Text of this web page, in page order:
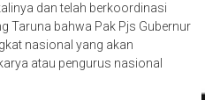
dan telah berkoordinasi
Taruna bahwa Pak Pjs Gubernur
nasional yang akan
atau pengurus nasional